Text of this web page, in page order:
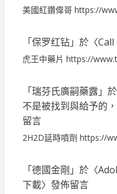
美國紅鑽偉哥 https://
「保罗红钻」於〈
虎王中藥片 https://
「瑞芬氏廣嗣藥露」
不是被找到與給予的
留言
2H2D延時噴劑 https://
「德國金剛 」於〈
下載〉發佈留言